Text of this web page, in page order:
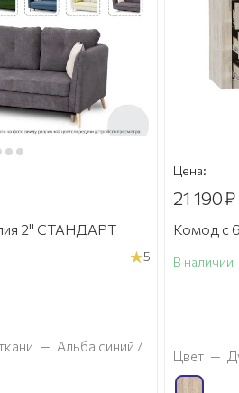
2" СТАНДАРТ
5
— Альба синий /
Цена:
21 190₽
Комод с
В наличии
Цвет —